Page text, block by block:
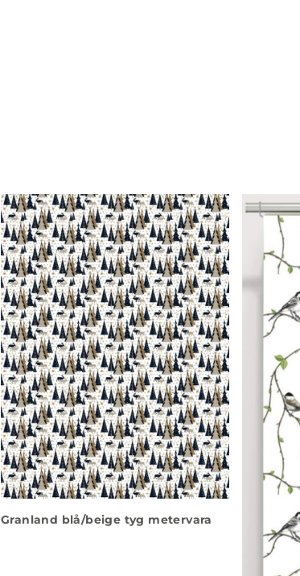
Granland blå/beige tyg metervara